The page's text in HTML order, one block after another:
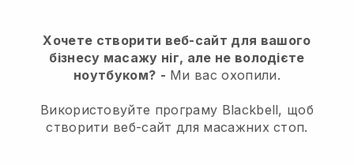
Хочете створити веб-сайт для вашого
бізнесу масажу ніг, але не володієте
ноутбуком? - Ми вас охопили.
Використовуйте програму Blackbell, щоб
створити веб-сайт для масажних стоп.